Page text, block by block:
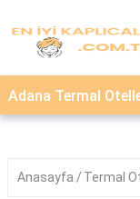
TERMAL
OTELLER
Adana Termal
Anasayfa Termal